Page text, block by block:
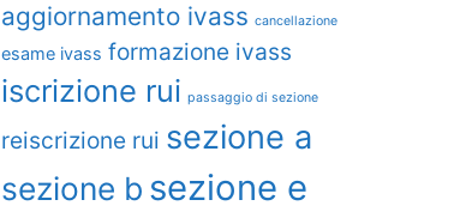
aggiornamento ivass cancellazione
esame ivass formazione ivass
iscrizione rui passaggio di sezione
reiscrizione rui sezione a
sezione b sezione e